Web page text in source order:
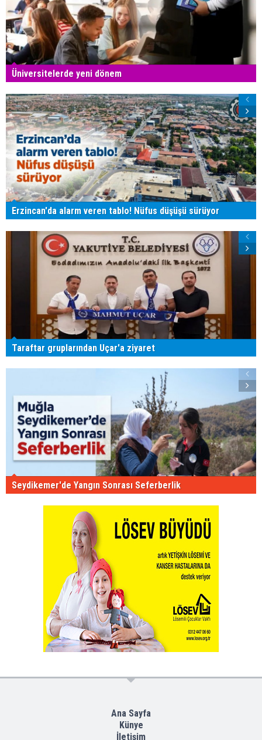
Üniversitelerde yeni dönem
Erzincan'da alarm veren tablo! Nüfus düşüşü sürüyor
Taraftar gruplarından Uçar'a ziyaret
Seydikemer'de Yangın Sonrası Seferberlik
Ana Sayfa
Künye
İletişim